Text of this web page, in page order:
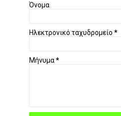
Όνομα
Ηλεκτρονικό ταχυδρομείο *
Μήνυμα*